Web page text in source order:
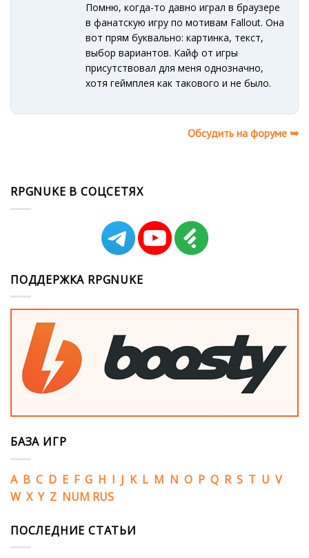
Помню, когда-то давно играл в браузере
в фанатскую игру по мотивам Fallout. Она
вот прям буквально: картинка, текст,
выбор вариантов. Кайф от игры
присутствовал для меня однозначно,
хотя геймплея как такового и не было.
Обсудить на форуме ➥
RPGNUKE В СОЦСЕТЯХ
ПОДДЕРЖКА RPGNUKE
БАЗА ИГР
A B C D E F G H I J K L M N O P Q R S T U V
W X Y Z NUM RUS
ПОСЛЕДНИЕ СТАТЬИ